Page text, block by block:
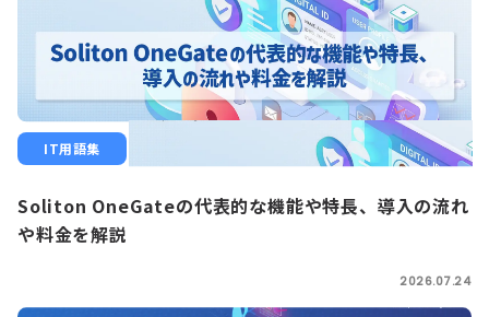
IT用語集
Soliton OneGateの代表的な機能や特長、導入の流れ
や料金を解説
2026.07.24